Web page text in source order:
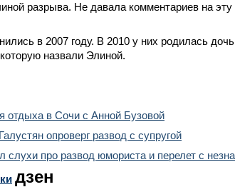
разрыва. Не давала комментариев на
в 2007 году. В 2010 у них родилась
назвали Элиной.
отдыха в Сочи с Анной Бузовой
опроверг развод с супругой
слухи про развод юмориста и перелет с
дзен